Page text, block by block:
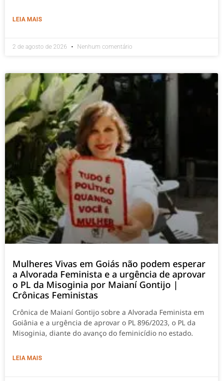
LEIA MAIS
2 de agosto de 2026 Nenhum comentário
Mulheres Vivas em Goiás não podem esperar
a Alvorada Feminista e a urgência de aprovar
o PL da Misoginia por Maianí Gontijo |
Crônicas Feministas
Crônica de Maianí Gontijo sobre a Alvorada Feminista em
Goiânia e a urgência de aprovar o PL 896/2023, o PL da
Misoginia, diante do avanço do feminicídio no estado.
LEIA MAIS